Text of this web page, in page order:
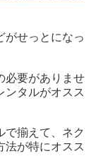
がせっとになっ
必要がありませ
ンタルがオスス
で揃えて、ネク
法が特にオスス